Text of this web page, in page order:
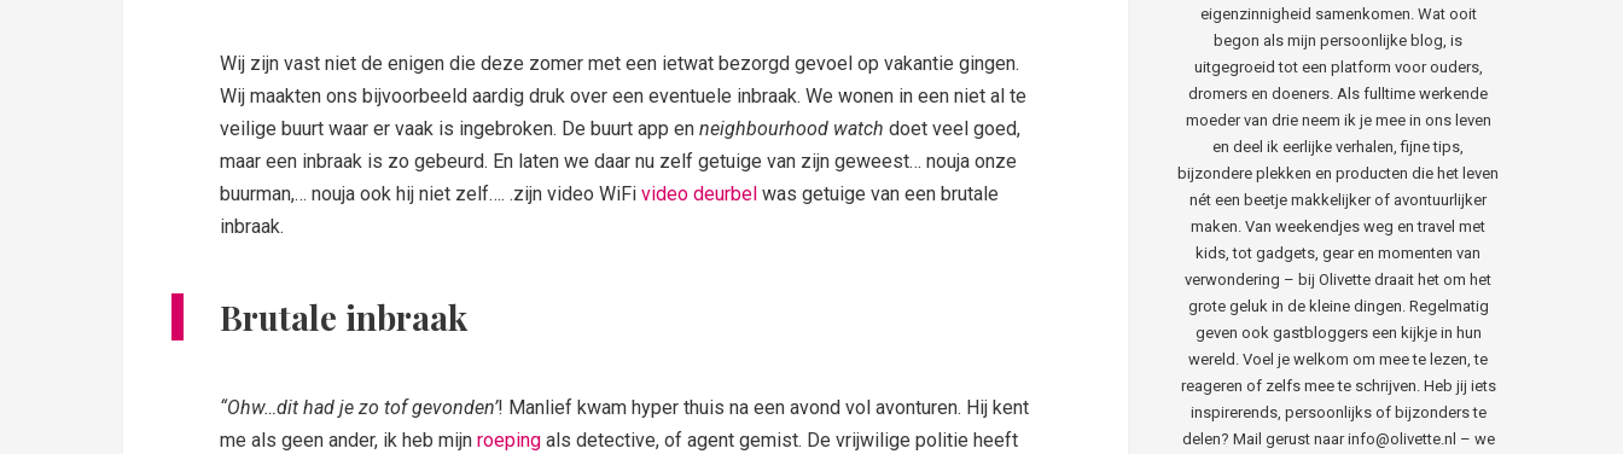
Wij zijn vast niet de enigen die deze zomer met een ietwat bezorgd gevoel op vakantie gingen.
Wij maakten ons bijvoorbeeld aardig druk over een eventuele inbraak. We wonen in een niet al te
veilige buurt waar er vaak is ingebroken. De buurt app en neighbourhood watch doet veel goed,
maar een inbraak is zo gebeurd. En laten we daar nu zelf getuige van zijn geweest… nouja onze
buurman,… nouja ook hij niet zelf…. .zijn video WiFi video deurbel was getuige van een brutale
inbraak.
Brutale inbraak
“Ohw…dit had je zo tof gevonden’! Manlief kwam hyper thuis na een avond vol avonturen. Hij kent
me als geen ander, ik heb mijn roeping als detective, of agent gemist. De vrijwilige politie heeft
eigenzinnigheid samenkomen. Wat ooit
begon als mijn persoonlijke blog, is
uitgegroeid tot een platform voor ouders,
dromers en doeners. Als fulltime werkende
moeder van drie neem ik je mee in ons leven
en deel ik eerlijke verhalen, fijne tips,
bijzondere plekken en producten die het leven
nét een beetje makkelijker of avontuurlijker
maken. Van weekendjes weg en travel met
kids, tot gadgets, gear en momenten van
verwondering – bij Olivette draait het om het
grote geluk in de kleine dingen. Regelmatig
geven ook gastbloggers een kijkje in hun
wereld. Voel je welkom om mee te lezen, te
reageren of zelfs mee te schrijven. Heb jij iets
inspirerends, persoonlijks of bijzonders te
delen? Mail gerust naar info@olivette.nl – we